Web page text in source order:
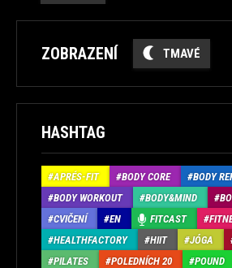
ZOBRAZENÍ TMAVÉ
HASHTAG
APRÉS-FIT BODY CORE
BODY
BODY WORKOUT
BODY&MIND
CVIČENÍ
EN FITCAST
HEALTHFACTORY
HIIT JÓGA
PILATES
POLEDNÍCH 20 POUND